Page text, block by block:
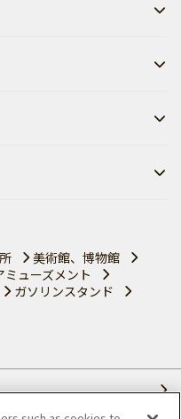
美術館、博物館
ミューズメント
ガソリンスタンド